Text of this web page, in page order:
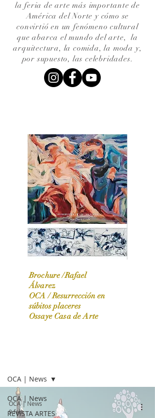
la feria de arte más importante de
América del Norte y cómo se
convirtió en un fenómeno cultural
que abarca el mundo del arte,la
arquitectura, la comida, la moda y,
por supuesto, las celebridades.
OCA|News 31 / Marzo-Abril / 2024
Brochure /Rafael
Álvarez
OCA /Resurrección en
súbitos placeres
Ossaye Casa de Arte
OCA | News
REVISTA ARTES
OCA | News
OCA | News
9 feb